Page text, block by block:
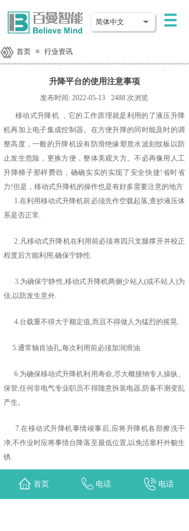
简体中文
首页 ≡ 行业资讯
升降平台的使用注意事项
发布时间: 2022-05-13 2488 次浏览
移动式升降机 ，它的工作原理就是利用的了液压升降
机再加上电子集成控制器。在方便升降的同时能及时的调
整高度，一般的升降机设有防滑绝缘塑质水波刻纹板以防
止发生危险，更换方便，整体美观大方。不必再像用人工
升降梯子那样费劲，确确实实的实现了安全快捷!省时省
力!但是，移动式升降机的操作也是有好多需要注意的地方
1.在利用移动式升降机前必须先作空载起落,查抄液压体
系是否正常.
2.凡移动式升降机在利用前必须将四只支腿撑开并校正
程度后方能利用,确保宁静性.
3.为确保宁静性,移动式升降机两侧少站人(或不站人)为
佳,以防发生意外.
4.台载重不得大于额定值,而且不得做人为猛烈的摇晃.
5.通常轴肖油孔,每次利用前必须加润滑油.
6.为确保移动式升降机利用寿命,尽大概接纳专人操纵、
保管,任何非电气专业职员不得随意拆装电器,防备不测变乱
产生。
7.在移动式升降机事情竣事后,应将升降机各部擦洗干
净,不作业时应将事情台降落至最低位置,以免活塞杆外貌生
锈.
以上的七点大家一定要记得，移动式升降机的工作原理
其实十分简单快捷，为好多企业减少不必要的麻烦，所以
首页 电话 电话